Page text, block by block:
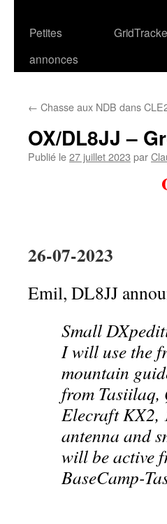
Petites
annonces
← Chasse aux NDB dans
OX/DL8JJ –
Publié le27 juillet 2023 par
26-07-2023
Emil, DL8JJ
Small
I will use the
mountain
from
Elecraft KX2,
antenna and
will be active
BaseCamp-